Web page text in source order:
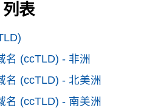
表
名 (ccTLD) - 非洲
名 (ccTLD) - 北美洲
名 (ccTLD) - 南美洲